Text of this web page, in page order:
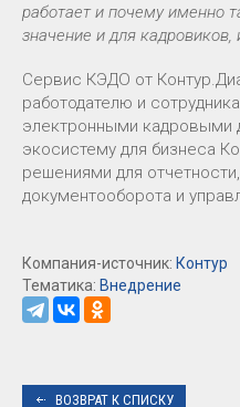
работает и почему именно
значение и для кадровиков,
Сервис КЭДО от
работодателю и
электронными кадровыми
экосистему для бизнеса
решениями для
документооборота и
Компания-источник: Контур
Тематика: Внедрение
ВОЗВРАТ К СПИСКУ